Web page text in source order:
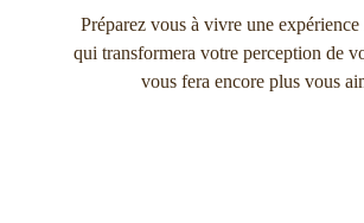
Préparez vous à vivre une
qui transformera votre perception de
vous fera encore plus vous